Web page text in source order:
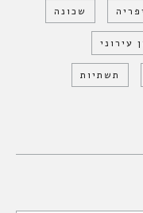
שכונה
עירוני
תשתיות